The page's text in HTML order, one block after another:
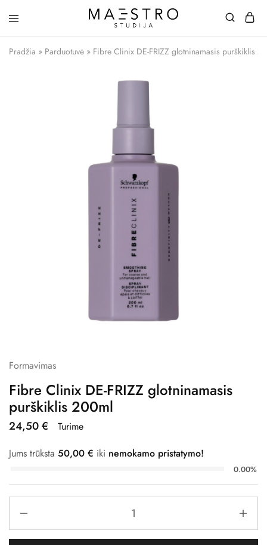
Studija
Pradžia » Parduotuvė » Fibre Clinix DE-FRIZZ glotninamasis purškiklis
Formavimas
Fibre Clinix DE-FRIZZ glotninamasis
purškiklis 200ml
24,50€
Turime
Jums trūksta 50,00 € iki nemokamo pristatymo!
0.00%